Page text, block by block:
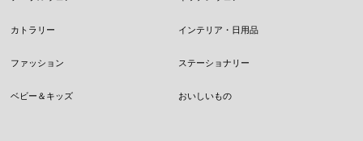
カトラリー インテリア・日用品
ファッション ステーショナリー
ベビー＆キッズ おいしいもの